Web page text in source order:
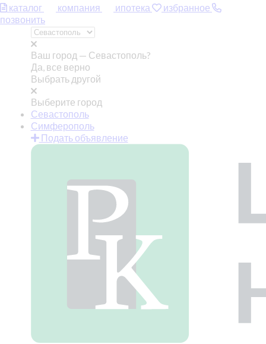
каталог компания ипотека
избранное
позвонить
Ваш город — Севастополь?
Да, все верно
Выбрать другой
Выберите город
Севастополь
Симферополь
Подать объявление